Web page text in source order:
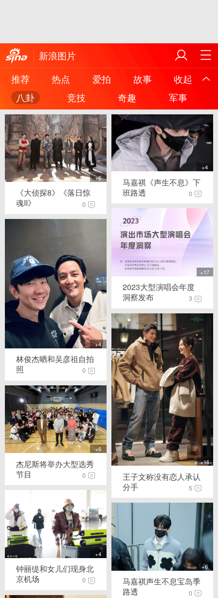
新浪图片
推荐
热点 爱拍 故事
收起
八卦
竞技 奇趣 军事
+6
《大侦探8》《落日惊
魂II》
0
+4
林俊杰晒和吴彦祖自拍
照
0
+6
杰尼斯将举办大型选秀
节目
0
+4
钟丽缇和女儿们现身北
京机场
0
+4
马嘉祺《声生不息》下
班路透
0
+17
2023大型演唱会年度
洞察发布
3
+16
王子文称没有恋人承认
分手
5
+6
马嘉祺声生不息宝岛季
路透
0